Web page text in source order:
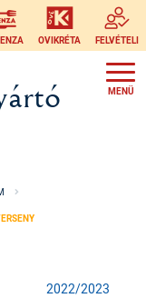
OVIKRÉTA FELVÉTELI
2022/2023